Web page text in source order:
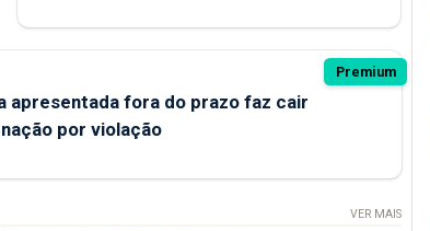
Premium
apresentada fora do prazo faz cair
por violação
VER MAIS